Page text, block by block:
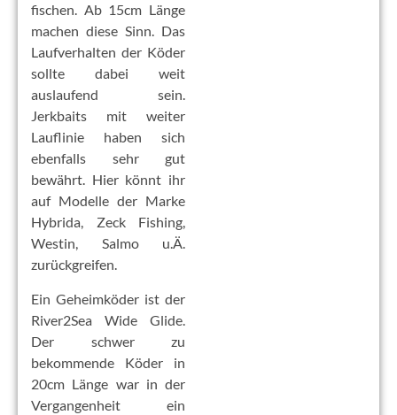
fischen. Ab 15cm Länge
machen diese Sinn. Das
Laufverhalten der Köder
sollte dabei weit
auslaufend sein.
Jerkbaits mit weiter
Lauflinie haben sich
ebenfalls sehr gut
bewährt. Hier könnt ihr
auf Modelle der Marke
Hybrida, Zeck Fishing,
Westin, Salmo u.Ä.
zurückgreifen.
Ein Geheimköder ist der
River2Sea Wide Glide.
Der schwer zu
bekommende Köder in
20cm Länge war in der
Vergangenheit ein